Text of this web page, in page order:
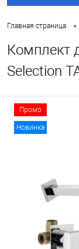
Главная страница •
Комплект
Selection
Промо
Новинка